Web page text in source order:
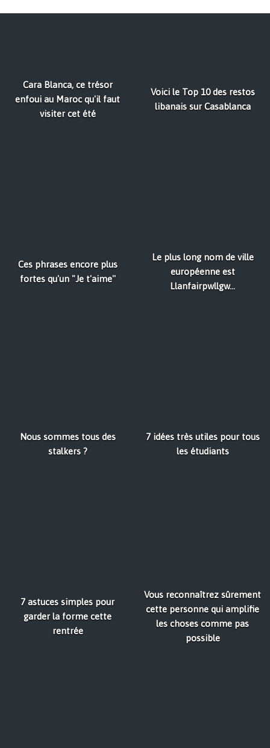
Cara Blanca, ce trésor
enfoui au Maroc qu'il faut
visiter cet été
Voici le Top 10 des restos
libanais sur Casablanca
Ces phrases encore plus
fortes qu'un "Je t'aime''
Le plus long nom de ville
européenne est
Llanfairpwllgw...
Nous sommes tous des
stalkers ?
7 idées très utiles pour tous
les étudiants
7 astuces simples pour
garder la forme cette
rentrée
Vous reconnaîtrez sûrement
cette personne qui amplifie
les choses comme pas
possible